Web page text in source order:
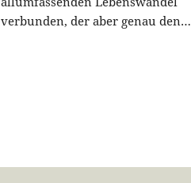
verbunden, der aber genau den…